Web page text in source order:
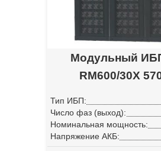
Модульный
RM600/30X
Тип ИБП:
Число фаз (выход):
Номинальная мощность:
Напряжение АКБ: